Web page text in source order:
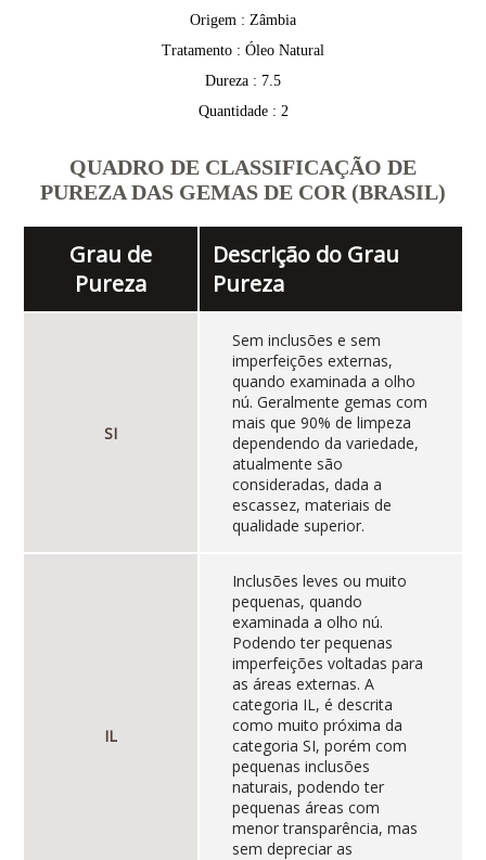
Origem : Zâmbia
Tratamento : Óleo Natural
Dureza : 7.5
Quantidade : 2
QUADRO DE CLASSIFICAÇÃO DE
PUREZA DAS GEMAS DE COR (BRASIL)
Grau de
Pureza
Descrição do Grau
Pureza
SI
Sem inclusões e sem
imperfeições externas,
quando examinada a olho
nú. Geralmente gemas com
mais que 90% de limpeza
dependendo da variedade,
atualmente são
consideradas, dada a
escassez, materiais de
qualidade superior.
IL
Inclusões leves ou muito
pequenas, quando
examinada a olho nú.
Podendo ter pequenas
imperfeições voltadas para
as áreas externas. A
categoria IL, é descrita
como muito próxima da
categoria SI, porém com
pequenas inclusões
naturais, podendo ter
pequenas áreas com
menor transparência, mas
sem depreciar as